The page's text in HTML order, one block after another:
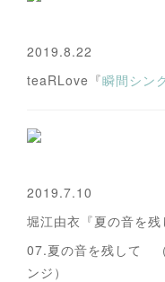
2019.8.22
teaRLove『瞬間シン
2019.7.10
堀江由衣『夏の音を残
07.夏の音を残して
ンジ）